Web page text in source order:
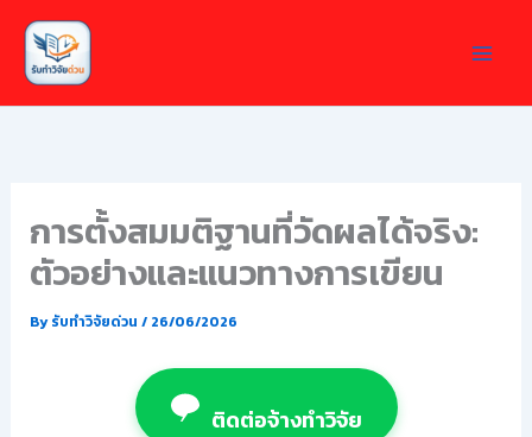
Skip
content
การตั้งสมมติฐานที่วัดผลได้จริง:
ตัวอย่างและแนวทางการเขียน
Byรับทำวิจัยด่วน / 26/06/2026
ติดต่อจ้างทำวิจัย